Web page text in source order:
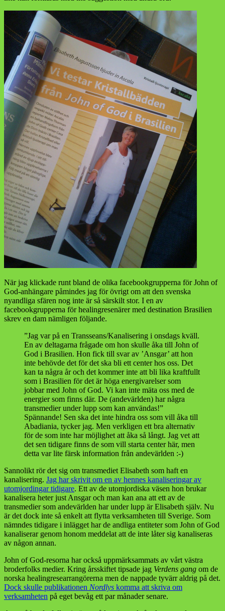
När jag klickade runt bland de olika facebookgrupperna för John of
God-anhängare påmindes jag för övrigt om att den svenska
nyandliga sfären nog inte är så särskilt stor. I en av
facebookgrupperna för healingresenärer med destination Brasilien
skrev en dam nämligen följande.
”Jag var på en Transseans/Kanalisering i onsdags kväll.
En av deltagarna frågade om hon skulle åka till John of
God i Brasilien. Hon fick till svar av ’Ansgar’ att hon
inte behövde det för det ska bli ett center hos oss. Det
kan ta några år och det kommer inte att bli lika kraftfullt
som i Brasilien för det är höga energivarelser som
jobbar med John of God. Vi kan inte mäta oss med de
energier som finns där. De (andevärlden) har några
transmedier under lupp som kan användas!”
Spännande! Sen ska det inte hindra oss som vill åka till
Abadiania, tycker jag. Men verkligen ett bra alternativ
för de som inte har möjlighet att åka så långt. Jag vet att
det sen tidigare finns de som vill starta center här, men
detta var lite färsk information från andevärlden :-)
Sannolikt rör det sig om transmediet Elisabeth som haft en
kanalisering. Jag har skrivit om en av hennes kanaliseringar av
utomjordingar tidigare. Ett av de utomjordiska väsen hon brukar
kanalisera heter just Ansgar och man kan ana att ett av de
transmedier som andevärlden har under lupp är Elisabeth själv. Nu
är det dock inte så enkelt att flytta verksamheten till Sverige. Som
nämndes tidigare i inlägget har de andliga entiteter som John of God
kanaliserar genom honom meddelat att de inte låter sig kanaliseras
av någon annan.
John of God-resorna har också uppmärksammats av vårt västra
broderfolks medier. Kring årsskiftet tipsade jag Verdens gang om de
norska healingresearrangörerna men de nappade tyvärr aldrig på det.
Dock skulle publikationen Nordlys komma att skriva om
verksamheten på eget bevåg ett par månader senare.